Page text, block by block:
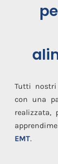
Tutti nostri
con una
realizzata,
EMT.